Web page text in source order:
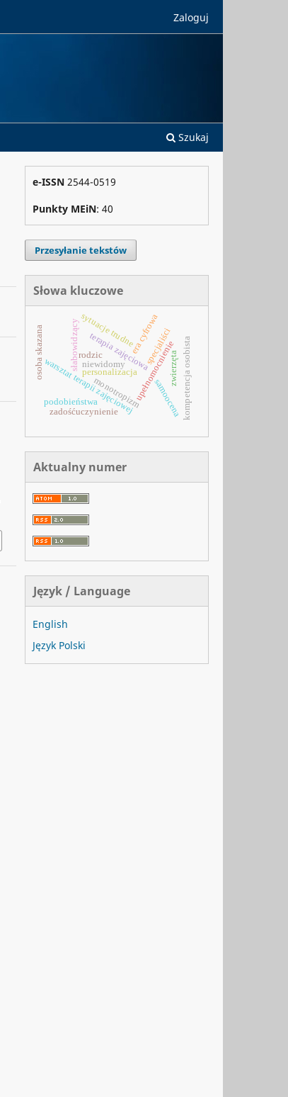
Szukaj
Zaloguj
e-ISSN 2544-0519
Punkty MEiN: 40
Przesyłanie tekstów
Słowa kluczowe
upełnomocnienie
niewidomy
monotropizm
warsztat terapii zajęciowej
terapia zajęciowa
podobieństwa
słabowidzący
samoocena
era cyfrowa
rodzic
sytuacje trudne
zwierzętakompetencja osobista
zadośćuczynienie
osoba skazana personalizacja
specjaliści
Aktualny numer
Język / Language
English
Język Polski